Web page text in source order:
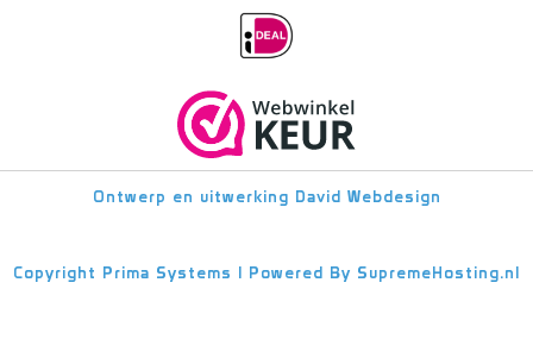
Ontwerp en uitwerking David Webdesign
Copyright Prima Systems | Powered By SupremeHosting.nl